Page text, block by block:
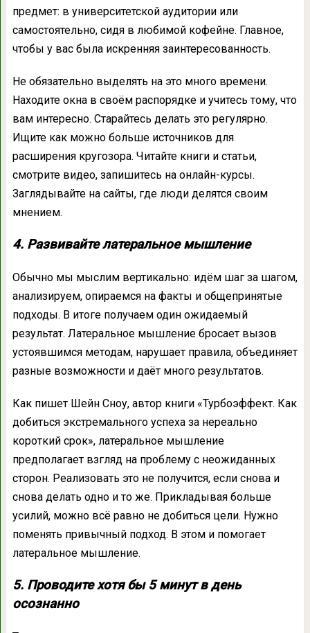
предмет: в университетской аудитории или
самостоятельно, сидя в любимой кофейне. Главное,
чтобы у вас была искренняя заинтересованность.
Не обязательно выделять на это много времени.
Находите окна в своём распорядке и учитесь тому, что
вам интересно. Старайтесь делать это регулярно.
Ищите как можно больше источников для
расширения кругозора. Читайте книги и статьи,
смотрите видео, запишитесь на онлайн-курсы.
Заглядывайте на сайты, где люди делятся своим
мнением.
4. Развивайте латеральное мышление
Обычно мы мыслим вертикально: идём шаг за шагом,
анализируем, опираемся на факты и общепринятые
подходы. В итоге получаем один ожидаемый
результат. Латеральное мышление бросает вызов
устоявшимся методам, нарушает правила, объединяет
разные возможности и даёт много результатов.
Как пишет Шейн Сноу, автор книги «Турбоэффект. Как
добиться экстремального успеха за нереально
короткий срок», латеральное мышление
предполагает взгляд на проблему с неожиданных
сторон. Реализовать это не получится, если снова и
снова делать одно и то же. Прикладывая больше
усилий, можно всё равно не добиться цели. Нужно
поменять привычный подход. В этом и помогает
латеральное мышление.
5. Проводите хотя бы 5 минут в день
осознанно